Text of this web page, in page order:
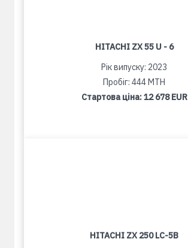
HITACHI ZX 55 U - 6
Рік випуску: 2023
Пробіг: 444 MTH
Стартова ціна:12 678 EUR
HITACHI ZX 250 LC-5B